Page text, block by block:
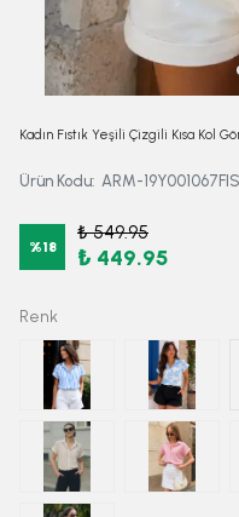
Kadın Fıstık Yeşili Çizgili Kısa Kol
Ürün Kodu: ARM-
%18
₺ 549.95
₺ 449.95
Renk